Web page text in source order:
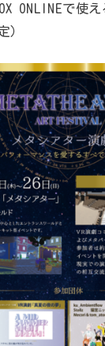
ONLINEで使
）